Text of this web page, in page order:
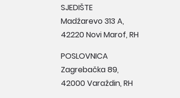
SJEDIŠTE
Madžarevo 313 A,
42220 Novi Marof, RH
POSLOVNICA
Zagrebačka 89,
42000 Varaždin, RH